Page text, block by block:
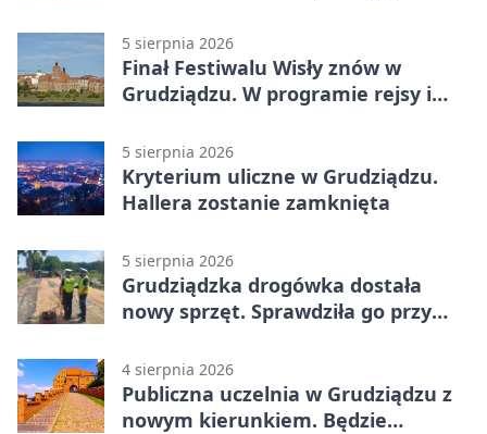
odwrócili losy meczu
5 sierpnia 2026
Finał Festiwalu Wisły znów w
Grudziądzu. W programie rejsy i
5 sierpnia 2026
Kryterium uliczne w Grudziądzu.
Hallera zostanie zamknięta
5 sierpnia 2026
Grudziądzka drogówka dostała
nowy sprzęt. Sprawdziła go przy
4 sierpnia 2026
Publiczna uczelnia w Grudziądzu z
nowym kierunkiem. Będzie